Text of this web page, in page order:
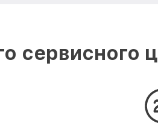
сервисного